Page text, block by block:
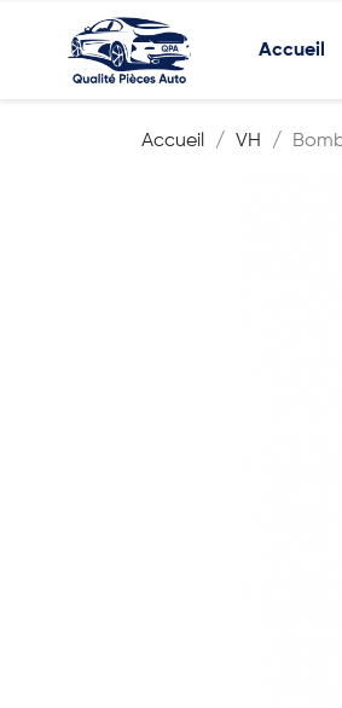
Accueil
Accueil VH